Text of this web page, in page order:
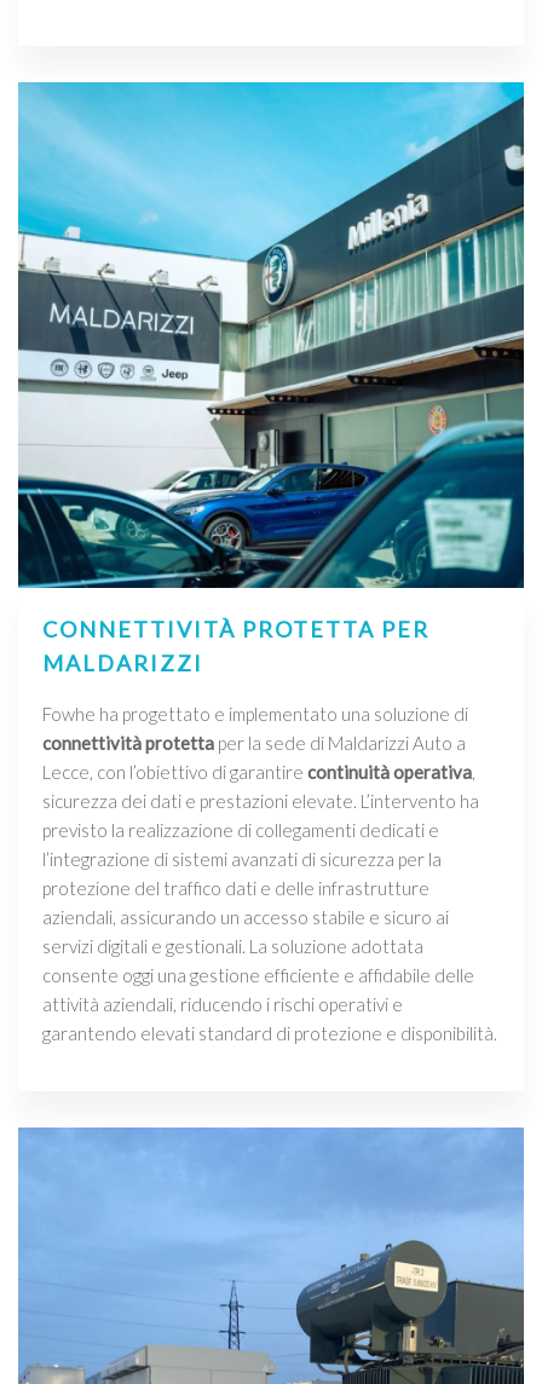
CONNETTIVITÀ PROTETTA PER
MALDARIZZI
Fowhe ha progettato e implementato una soluzione di
connettività protetta per la sede di Maldarizzi Auto a
Lecce, con l’obiettivo di garantire continuità operativa,
sicurezza dei dati e prestazioni elevate. L’intervento ha
previsto la realizzazione di collegamenti dedicati e
l’integrazione di sistemi avanzati di sicurezza per la
protezione del traffico dati e delle infrastrutture
aziendali, assicurando un accesso stabile e sicuro ai
servizi digitali e gestionali. La soluzione adottata
consente oggi una gestione efficiente e affidabile delle
attività aziendali, riducendo i rischi operativi e
garantendo elevati standard di protezione e disponibilità.